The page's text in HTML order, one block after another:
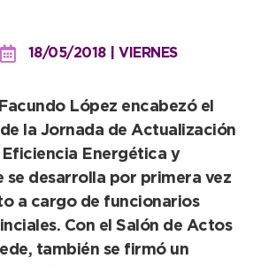
18/05/2018 | VIERNES
López encabezó el
la Jornada de Actualización
Energética y
se desarrolla por primera vez
a cargo de funcionarios
Con el Salón de Actos
también se firmó un